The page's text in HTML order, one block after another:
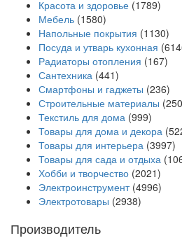
Красота и здоровье (1789)
Мебель (1580)
Напольные покрытия (1130)
Посуда и утварь кухонная
Радиаторы отопления (167)
Сантехника (441)
Смартфоны и гаджеты (236)
Строительные материалы
Текстиль для дома (999)
Товары для дома и декора
Товары для интерьера (3997)
Товары для сада и отдыха
Хобби и творчество (2021)
Электроинструмент (4996)
Электротовары (2938)
Производитель